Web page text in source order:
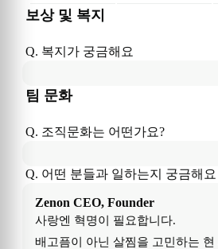
보상 및 복지
Q. 복지가 궁금해요
팀 문화
Q. 조직문화는 어떤가요?
Q. 어떤 분들과 일하는지 궁금해요
Zenon CEO, Founder
사랑엔 혁명이 필요합니다.
배고픔이 아닌 살찜을 고민하는